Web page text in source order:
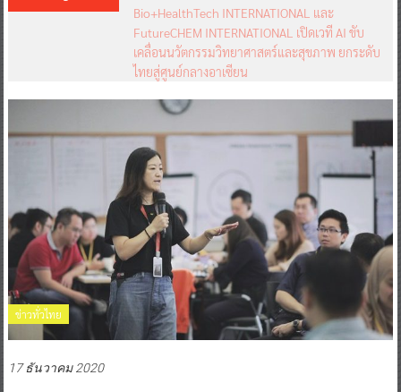
Bio+HealthTech INTERNATIONAL และ
FutureCHEM INTERNATIONAL เปิดเวที AI ขับ
เคลื่อนนวัตกรรมวิทยาศาสตร์และสุขภาพ ยกระดับ
ไทยสู่ศูนย์กลางอาเซียน
ข่าวทั่วไทย
17 ธันวาคม 2020